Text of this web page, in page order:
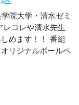
院大学・清水ゼミ
コレや清水先生
めます！！ 番組
リジナルボールペ